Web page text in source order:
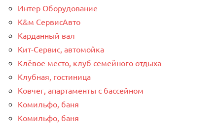
Интер Оборудование
К&м СервисАвто
Карданный вал
Кит-Сервис, автомойка
Клёвое место, клуб семейного отдыха
Клубная, гостиница
Ковчег, апартаменты с бассейном
Комильфо, баня
Комильфо, баня